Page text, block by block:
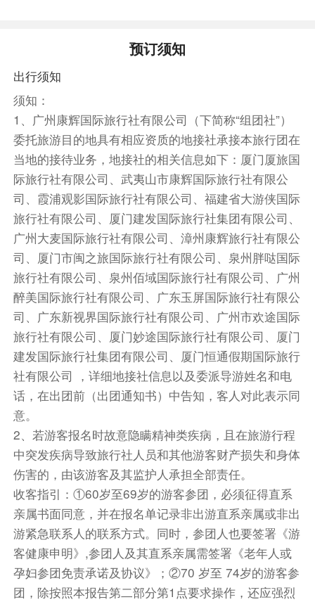
据说很灵验的噢！
里的海鲜都让人流连忘返，是一个你来了不想走，
走了还想再来的
小岛。后前往【道韵楼】（游览1小时），位于饶
平县三饶镇南联村，是世界上最大的八角土楼。建
于明末清初，是
迄今被发现的我国最大的客家土楼，有着400多年
的历史乘车。参观完毕后根据车次时间送【潮汕
站】，乘坐高铁/
动车返出发地结束愉快旅途！
用餐：早餐：含 午餐：含
住宿：温馨的家
注意：1、由于旅行社按团队票出票，铁路票务系
统都是随机出票，故无法指定连座或指定同一车
厢，敬请知悉！
2、大交通信息以当天出票为准，此前行程所示或
销售所述的大交通时间仅供参考。
备注：以上行程安排如因动车班次、天气、路况等
因素，在不影响行程及接待标准前提下，经全体游
客协商同意后，进行调整！
餐饮
早餐：已含
中餐：已含
晚餐：敬请自理
住宿
敬请自理
预订须知
出行须知
须知：
1、广州康辉国际旅行社有限公司（下简称“组团社”）
委托旅游目的地具有相应资质的地接社承接本旅行团在
当地的接待业务，地接社的相关信息如下：厦门厦旅国
际旅行社有限公司、武夷山市康辉国际旅行社有限公
司、霞浦观影国际旅行社有限公司、福建省大游侠国际
旅行社有限公司、厦门建发国际旅行社集团有限公司、
广州大麦国际旅行社有限公司、漳州康辉旅行社有限公
司、厦门市闽之旅国际旅行社有限公司、泉州胖哒国际
旅行社有限公司、泉州佰域国际旅行社有限公司、广州
醉美国际旅行社有限公司、广东玉屏国际旅行社有限公
司、广东新视界国际旅行社有限公司、广州市欢途国际
旅行社有限公司、厦门妙途国际旅行社有限公司、厦门
建发国际旅行社集团有限公司、厦门恒通假期国际旅行
社有限公司 ，详细地接社信息以及委派导游姓名和电
话，在出团前（出团通知书）中告知，客人对此表示同
意。
2、若游客报名时故意隐瞒精神类疾病，且在旅游行程
中突发疾病导致旅行社人员和其他游客财产损失和身体
伤害的，由该游客及其监护人承担全部责任。
收客指引：①60岁至69岁的游客参团，必须征得直系
亲属书面同意，并在报名单记录非出游直系亲属或非出
游紧急联系人的联系方式。同时，参团人也要签署《游
客健康申明》,参团人及其直系亲属需签署《老年人或
孕妇参团免责承诺及协议》；②70 岁至 74岁的游客参
团，除按照本报告第二部分第1点要求操作，还应强烈